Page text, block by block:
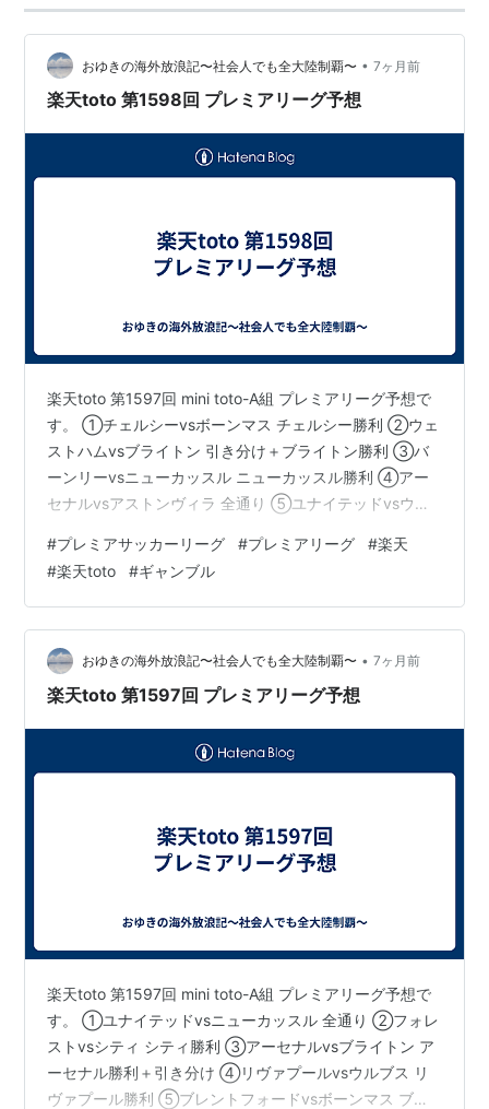
おゆきの海外放浪記〜社会人でも全大陸制覇〜 • 7ヶ月前
楽天toto 第1598回 プレミアリーグ予想
楽天toto 第1597回 mini toto-A組 プレミアリーグ予想で
す。 ①チェルシーvsボーンマス チェルシー勝利 ②ウェ
ストハムvsブライトン 引き分け＋ブライトン勝利 ③バ
ーンリーvsニューカッスル ニューカッスル勝利 ④アー
セナルvsアストンヴィラ 全通り ⑤ユナイテッドvsウル
ェルシーがホームアドバンテージで勝利予想。ボーンマ
スは低迷中でチェルシーにアウェイで勝てる要素なし。
チェルシーは前節黒星とはいえ相手はヴィラ、仕方な
し。 ②前回のこのカードはブライトンのホームで1-1ド
ロー。今回は三笘の復帰を期待してウェストハムの勝…
#プレミアサッカーリーグ #プレミアリーグ #楽天
#楽天toto #ギャンブル
おゆきの海外放浪記〜社会人でも全大陸制覇〜 • 7ヶ月前
楽天toto 第1597回 プレミアリーグ予想
楽天toto 第1597回 mini toto-A組 プレミアリーグ予想で
す。 ①ユナイテッドvsニューカッスル 全通り ②フォレ
ストvsシティ シティ勝利 ③アーセナルvsブライトン ア
ーセナル勝利＋引き分け ④リヴァプールvsウルブス リ
ヴァプール勝利 ⑤ブレントフォードvsボーンマス ブレ